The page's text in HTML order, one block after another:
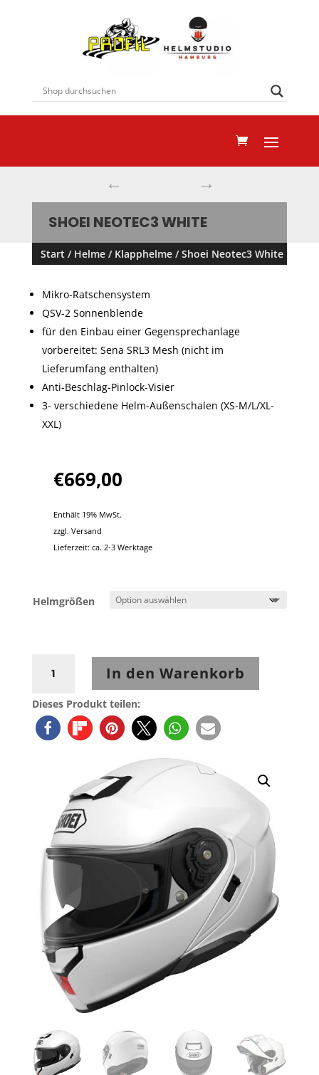
← →
SHOEI NEOTEC3 WHITE
Dieses Produkt teilen:
Start / Helme/ Klapphelme/ Shoei Neotec3 White
Mikro-Ratschensystem
QSV-2 Sonnenblende
für den Einbau einer Gegensprechanlage
vorbereitet: Sena SRL3 Mesh (nicht im
Lieferumfang enthalten)
Anti-Beschlag-Pinlock-Visier
3- verschiedene Helm-Außenschalen (XS-M/L/XL-
XXL)
€669,00
Enthält 19% MwSt.
zzgl. Versand
Lieferzeit: ca. 2-3 Werktage
Helmgrößen
Neotec3
Menge
In den Warenkorb